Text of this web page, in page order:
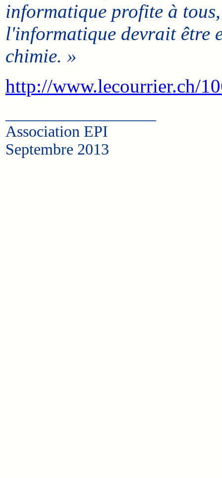
informatique profite à
l'informatique devrait être
chimie. »
http://www.lecourrier.ch/
Association EPI
Septembre 2013